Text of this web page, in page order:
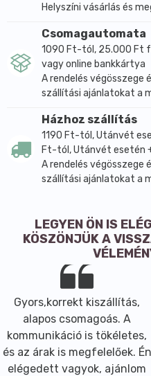
Helyszíni vásárlás és
Csomagautomata
1090 Ft-tól, 25.000 Ft
vagy online bankkártya
A rendelés végösszege
szállítási ajánlatokat a
Házhoz szállítás
1190 Ft-tól, Utánvét
Ft-tól, Utánvét esetén
A rendelés végösszege
szállítási ajánlatokat a
LEGYEN ÖN IS
KÖSZÖNJÜK A
Gyors,korrekt kiszállítás,
alapos csomagoás. A
kommunikáció is tökéletes,
és az árak is megfelelőek. Én
elégedett vagyok, ajánlom